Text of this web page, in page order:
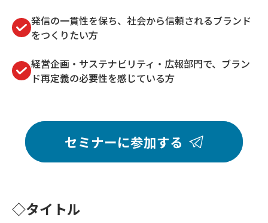
発信の一貫性を保ち、社会から信頼されるブランド
をつくりたい方
経営企画・サステナビリティ・広報部門で、ブラン
ド再定義の必要性を感じている方
セミナーに参加する
◇タイトル